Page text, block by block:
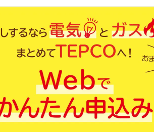
ト・パンチングボードでおしゃれに
壁掛け収納